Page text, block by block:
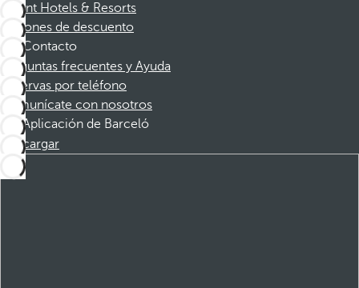
Dorint Hotels & Resorts
Cupones de descuento
Contacto
Preguntas frecuentes y Ayuda
Reservas por teléfono
Comunícate con nosotros
Aplicación de Barceló
Descargar